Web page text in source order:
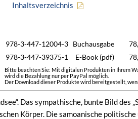
Inhaltsverzeichnis
978-3-447-12004-3 Buchausgabe
978-3-447-39375-1
E-Book (pdf)
Bitte beachten Sie: Mit digitalen Produkten in Ihrem
wird die Bezahlung nur per PayPal möglich.
Der Download dieser Produkte wird bereitgestellt,
Das sympathische, bunte Bild des
Körper. Die samoanische